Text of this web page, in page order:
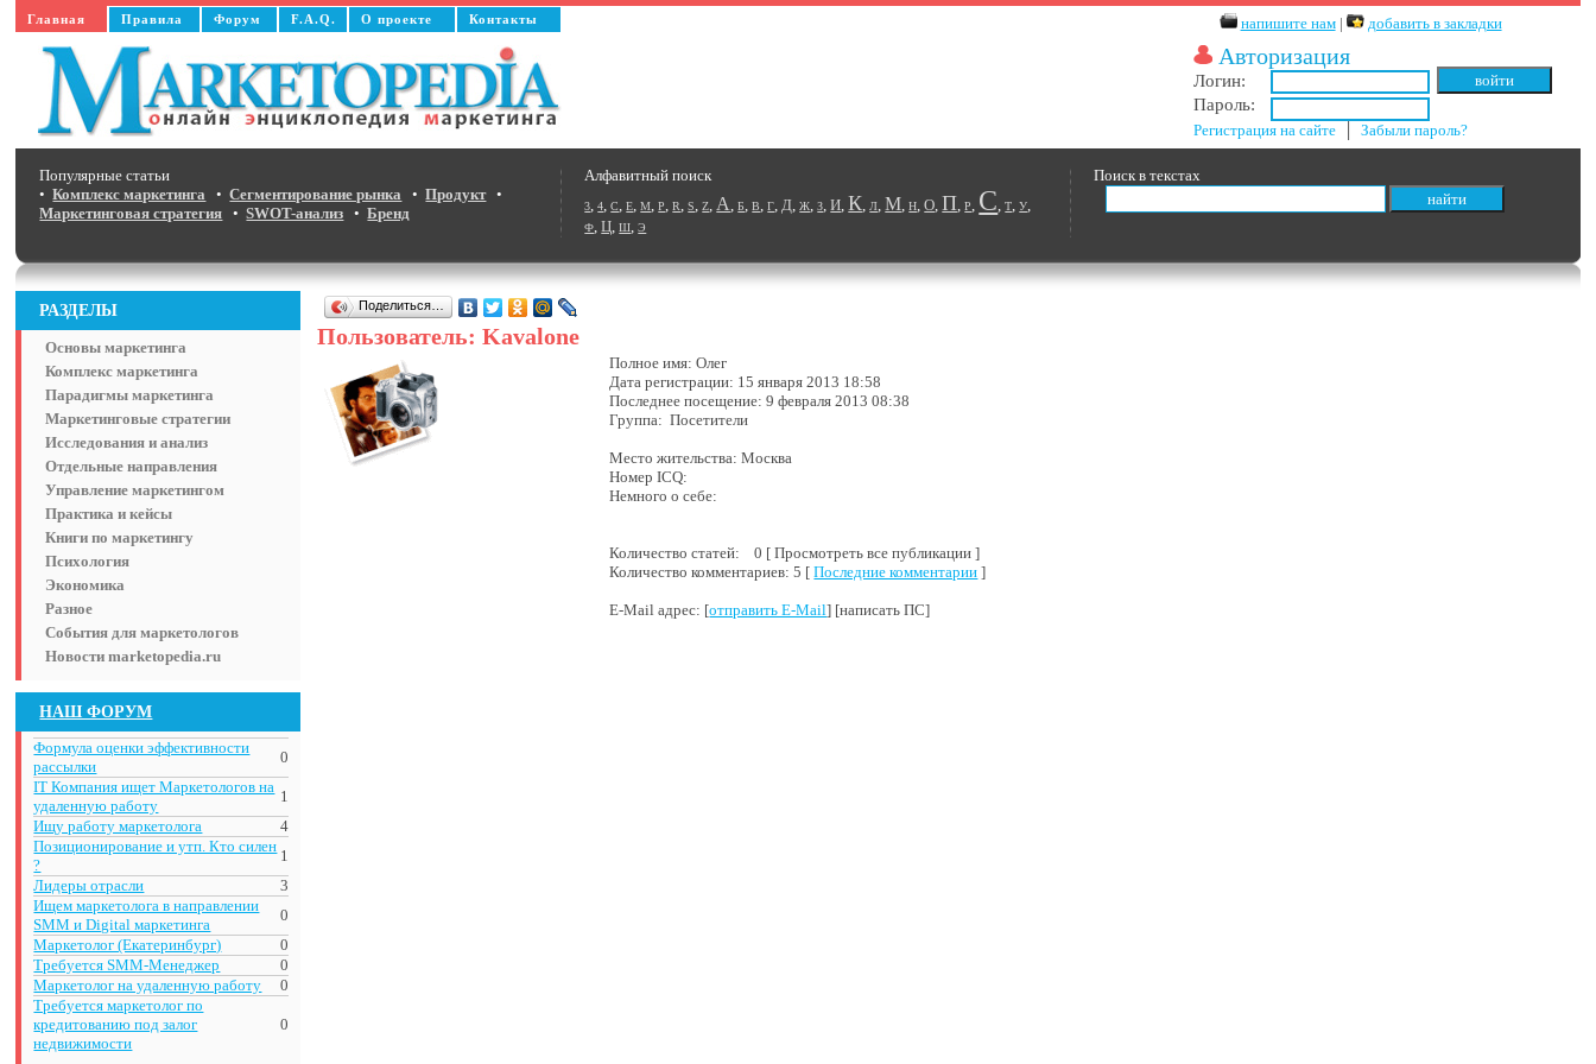
Главная Правила Форум F.A.Q. О проекте Контакты напишите нам| добавить в закладки
Авторизация
Логин:
Пароль:
Регистрация на сайте │Забыли пароль?
Поиск в текстах
Алфавитный поиск
3,4,C,E,M,P,R,S,Z,А,Б,В,Г,Д,Ж,З,И,К,Л,М,Н,О,П,Р, С,Т,У,
Ф,Ц,Ш,Э
Популярные статьи
•Комплекс маркетинга •Сегментирование рынка •Продукт•
Маркетинговая стратегия •SWOT-анализ •Бренд
РАЗДЕЛЫ
Основы маркетинга
Комплекс маркетинга
Парадигмы маркетинга
Маркетинговые стратегии
Исследования и анализ
Отдельные направления
Управление маркетингом
Практика и кейсы
Книги по маркетингу
Психология
Экономика
Разное
События для маркетологов
Новости marketopedia.ru
НАШ ФОРУМ
Формула оценки эффективности
рассылки
0
IT Компания ищет Маркетологов на
удаленную работу
1
Ищу работу маркетолога
4
Позиционирование и утп. Кто силен
?
1
Лидеры отрасли
3
Ищем маркетолога в направлении
SMM и Digital маркетинга
0
Маркетолог (Екатеринбург)
0
Требуется SMM-Менеджер
0
Маркетолог на удаленную работу
0
Требуется маркетолог по
кредитованию под залог
недвижимости
0
Поделиться…
Пользователь: Kavalone
Полное имя: Олег
Дата регистрации: 15 января 2013 18:58
Последнее посещение: 9 февраля 2013 08:38
Группа: Посетители
Место жительства: Москва
Номер ICQ:
Немного о себе:
Количество статей: 0 [ Просмотреть все публикации ]
Количество комментариев: 5 [Последние комментарии ]
E-Mail адрес: [отправить E-Mail] [написать ПС]